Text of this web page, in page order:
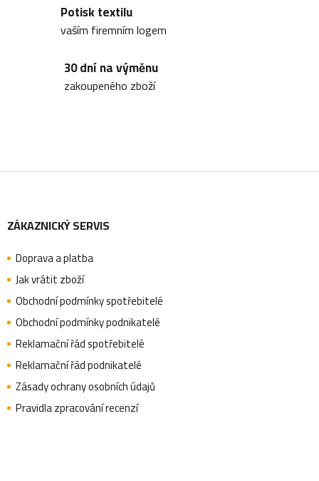
c
u
Potisk textilu
vaším firemním logem
30 dní na výměnu
zakoupeného zboží
á
p
a
t
ZÁKAZNICKÝ SERVIS
Doprava a platba
Jak vrátit zboží
Obchodní podmínky spotřebitelé
Obchodní podmínky podnikatelé
Reklamační řád spotřebitelé
Reklamační řád podnikatelé
Zásady ochrany osobních údajů
Pravidla zpracování recenzí